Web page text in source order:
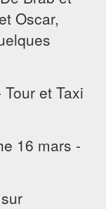
Oscar,
et Taxi
16 mars -